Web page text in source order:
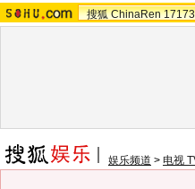
搜狐 ChinaRen 17173
娱乐频道 > 电视